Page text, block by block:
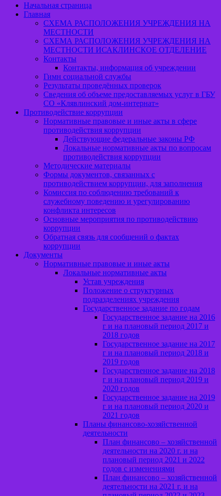
Начальная страница
Главная
СХЕМА РАСПОЛОЖЕНИЯ УЧРЕЖДЕНИЯ НА
МЕСТНОСТИ
СХЕМА РАСПОЛОЖЕНИЯ УЧРЕЖДЕНИЯ НА
МЕСТНОСТИ ИСАКЛИНСКОЕ ОТДЕЛЕНИЕ
Контакты
Контакты, информация об учреждении
Гимн социальной службы
Результаты проведённых проверок
Сведения об объеме предоставляемых услуг в ГБУ
СО «Клявлинский дом-интернат»
Противодействие коррупции
Нормативные правовые и иные акты в сфере
противодействия коррупции
Действующие федеральные законы РФ
Локальные нормативные акты по вопросам
противодействия коррупции
Методические материалы
Формы документов, связанных с
противодействием коррупции, для заполнения
Комиссия по соблюдению требований к
служебному поведению и урегулированию
конфликта интересов
Основные мероприятия по противодействию
коррупции
Обратная связь для сообщений о фактах
коррупции
Документы
Нормативные правовые и иные акты
Локальные нормативные акты
Устав учреждения
Положение о структурных
подразделениях учреждения
Государственное задание по годам
Государственное задание на 2016
г и на плановый период 2017 и
2018 годов
Государственное задание на 2017
г и на плановый период 2018 и
2019 годов
Государственное задание на 2018
г и на плановый период 2019 и
2020 годов
Государственное задание на 2019
г и на плановый период 2020 и
2021 годов
Планы финансово-хозяйственной
деятельности
План финансово – хозяйственной
деятельности на 2020 г. и на
плановый период 2021 и 2022
годов с изменениями
План финансово – хозяйственной
деятельности на 2021 г. и на